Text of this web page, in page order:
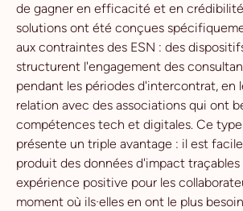
de gagner en efficacité et en
solutions ont été conçues
aux contraintes des ESN : des
structurent l'engagement des
pendant les périodes d'intercontrat, en
relation avec des associations qui ont
compétences tech et digitales. Ce
présente un triple avantage : il est
produit des données d'impact
expérience positive pour les
moment où ils·elles en ont le plus